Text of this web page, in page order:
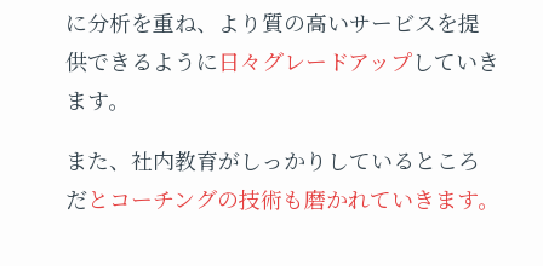
に分析を重ね、より質の高いサービスを提
供できるように日々グレードアップしていき
ます。
また、社内教育がしっかりしているところ
だとコーチングの技術も磨かれていきます。